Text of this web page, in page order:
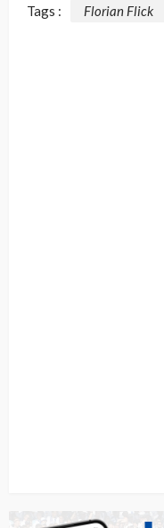
Tags : Florian Flick